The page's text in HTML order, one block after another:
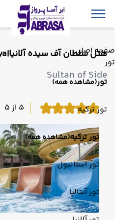
صفحه اصلی
تور
تور(مشاهده همه)
تور ترکیه
تور ترکیه(مشاهده همه)
تور استانبول
تور آنتالیا
هتل سلطان آف سیده آلانیا|Sultan of Side Hotel Alanya
Sultan of Side
5 از 5